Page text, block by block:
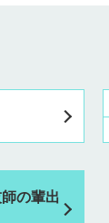
の輩出